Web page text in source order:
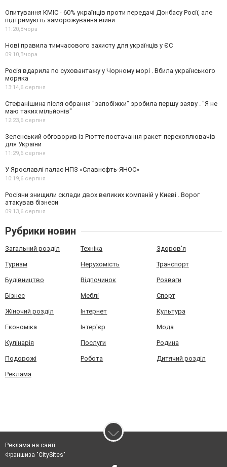
Опитування КМІС - 60% українців проти передачі Донбасу Росії, але
підтримують заморожування війни
11:20,Вчора
Нові правила тимчасового захисту для українців у ЄС
09:10,Вчора
Росія вдарила по суховантажу у Чорному морі . Вбила українського
моряка
13:14,6 серпня
Стефанішина після обрання "запобіжки" зробила першу заяву . "Я не
маю таких мільйонів"
12:23,6 серпня
Зеленський обговорив із Рютте постачання ракет-перехоплювачів
для України
11:29,6 серпня
У Ярославлі палає НПЗ «Славнєфть-ЯНОС»
10:19,6 серпня
Росіяни знищили склади двох великих компаній у Києві . Ворог
атакував бізнеси
09:13,6 серпня
Рубрики новин
Загальний розділ Техніка Здоров'я
Туризм Нерухомість Транспорт
Будівництво Відпочинок Розваги
Бізнес Меблі Спорт
Жіночий розділ Інтернет Культура
Економіка Інтер'єр Мода
Кулінарія Послуги Родина
Подорожі Робота Дитячий розділ
Реклама
Реклама на сайті
Франшиза "CitySites"